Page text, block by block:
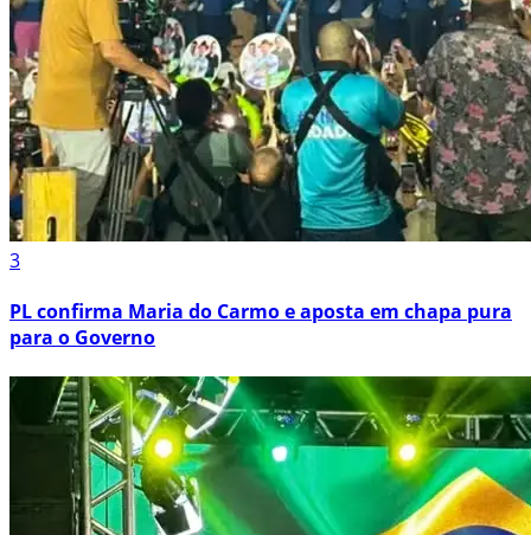
3
PL confirma Maria do Carmo e aposta em chapa pura
para o Governo